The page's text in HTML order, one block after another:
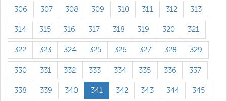
306 307 308 309 310 311 312 313
314 315 316 317 318 319 320 321
322 323 324 325 326 327 328 329
330 331 332 333 334 335 336 337
338 339 340 341 342 343 344 345